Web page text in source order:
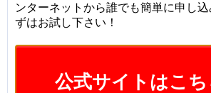
ンターネットから誰でも簡単に申し
ずはお試し下さい！
公式サイトはこち